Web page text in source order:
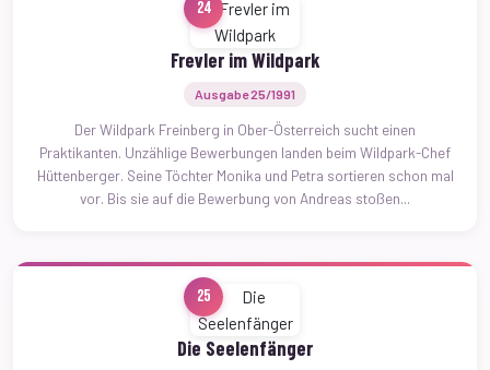
24
Frevler im Wildpark
Ausgabe 25/1991
Der Wildpark Freinberg in Ober-Österreich sucht einen
Praktikanten. Unzählige Bewerbungen landen beim Wildpark-Chef
Hüttenberger. Seine Töchter Monika und Petra sortieren schon mal
vor. Bis sie auf die Bewerbung von Andreas stoßen...
25
Die Seelenfänger